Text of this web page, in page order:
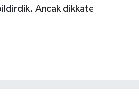
Ancak dikkate